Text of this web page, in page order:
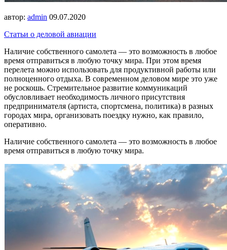
автор: admin 09.07.2020
Статьи о деловой авиации
Наличие собственного самолета — это возможность в любое
время отправиться в любую точку мира. При этом время
перелета можно использовать для продуктивной работы или
полноценного отдыха. В современном деловом мире это уже
не роскошь. Стремительное развитие коммуникаций
обусловливает необходимость личного присутствия
предпринимателя (артиста, спортсмена, политика) в разных
городах мира, организовать поездку нужно, как правило,
оперативно.
Наличие собственного самолета — это возможность в любое
время отправиться в любую точку мира.